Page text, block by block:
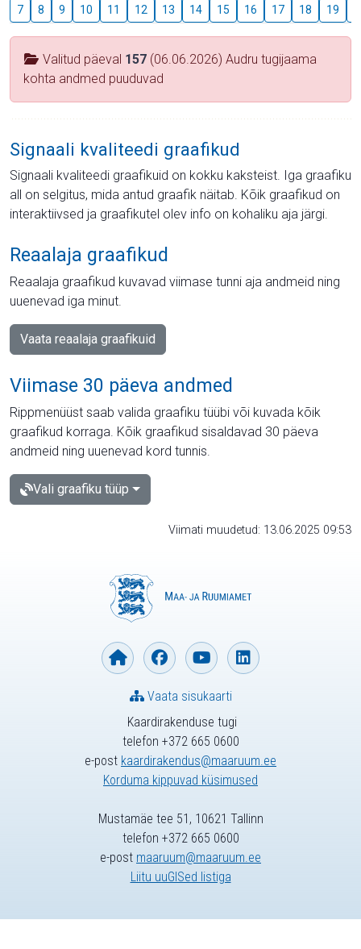
7 8 9 10 11 12 13 14 15 16 17 18 19
Valitud päeval 157 (06.06.2026) Audru tugijaama
kohta andmed puuduvad
Signaali kvaliteedi graafikud
Signaali kvaliteedi graafikuid on kokku kaksteist. Iga graafiku
all on selgitus, mida antud graafik näitab. Kõik graafikud on
interaktiivsed ja graafikutel olev info on kohaliku aja järgi.
Reaalaja graafikud
Reaalaja graafikud kuvavad viimase tunni aja andmeid ning
uuenevad iga minut.
Vaata reaalaja graafikuid
Viimase 30 päeva andmed
Rippmenüüst saab valida graafiku tüübi või kuvada kõik
graafikud korraga. Kõik graafikud sisaldavad 30 päeva
andmeid ning uuenevad kord tunnis.
Vali graafiku tüüp
Viimati muudetud: 13.06.2025 09:53
Kaardirakenduse tugi
telefon +372 665 0600
e-post kaardirakendus@maaruum.ee
Korduma kippuvad küsimused
Vaata sisukaarti
Mustamäe tee 51, 10621 Tallinn
telefon +372 665 0600
e-post maaruum@maaruum.ee
Liitu uuGISed listiga